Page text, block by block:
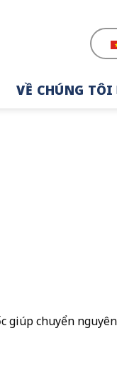
VỀ CHÚNG TÔI
giúp chuyển